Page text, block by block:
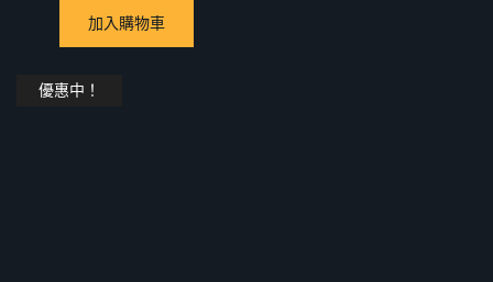
加入購物車
優惠中！